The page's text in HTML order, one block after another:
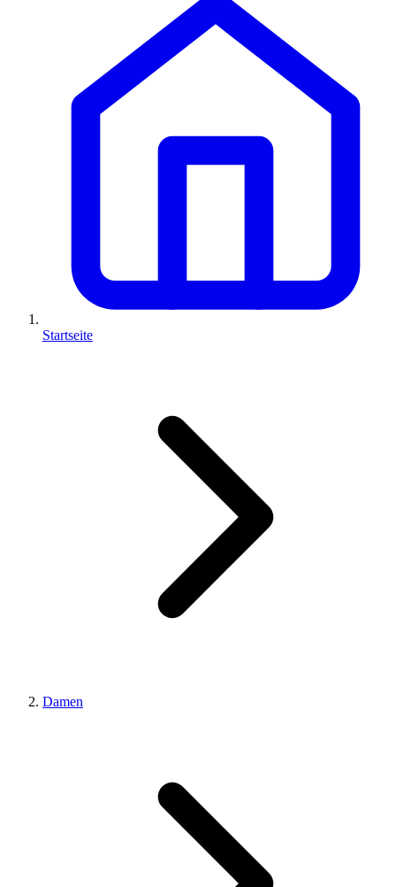
Startseite
Damen